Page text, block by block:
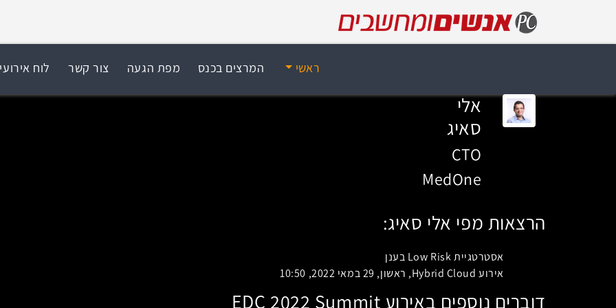
ראשי המרצים בכנס מפת הגעה צור קשר לוח
אלי
סאיג
CTO
MedOne
הרצאות מפי אלי סאיג:
אסטרטגיית Low Risk בענן
אירוע Hybrid Cloud, ראשון, 29 במאי 2022, 10:50
דוברים נוספים באירוע EDC 2022 Summit